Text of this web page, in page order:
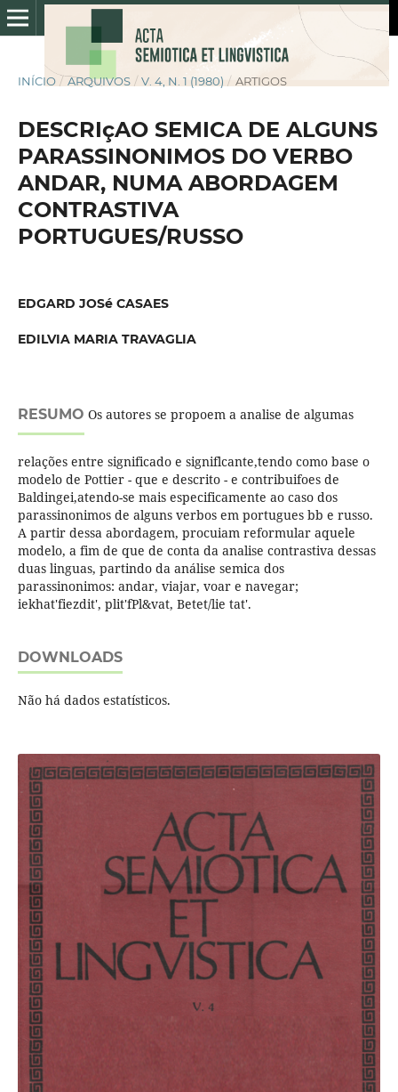
INÍCIO / ARQUIVOS / V. 4, N. 1 (1980) / ARTIGOS
DESCRIçAO SEMICA DE ALGUNS
PARASSINONIMOS DO VERBO
ANDAR, NUMA ABORDAGEM
CONTRASTIVA
PORTUGUES/RUSSO
EDGARD JOSé CASAES
EDILVIA MARIA TRAVAGLIA
RESUMO Os autores se propoem a analise de algumas
relações entre significado e signiflcante,tendo como base o
modelo de Pottier - que e descrito - e contribuifoes de
Baldingei,atendo-se mais especificamente ao caso dos
parassinonimos de alguns verbos em portugues bb e russo.
A partir dessa abordagem, procuiam reformular aquele
modelo, a fim de que de conta da analise contrastiva dessas
duas linguas, partindo da análise semica dos
parassinonimos: andar, viajar, voar e navegar;
iekhat'fiezdit', plit'fPl&vat, Betet/lie tat'.
DOWNLOADS
Não há dados estatísticos.